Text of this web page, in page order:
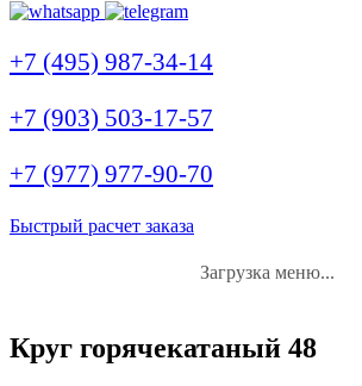
+7 (495) 987-34-14
+7 (903) 503-17-57
+7 (977) 977-90-70
Быстрый расчет заказа
Загрузка меню...
Круг горячекатаный 48